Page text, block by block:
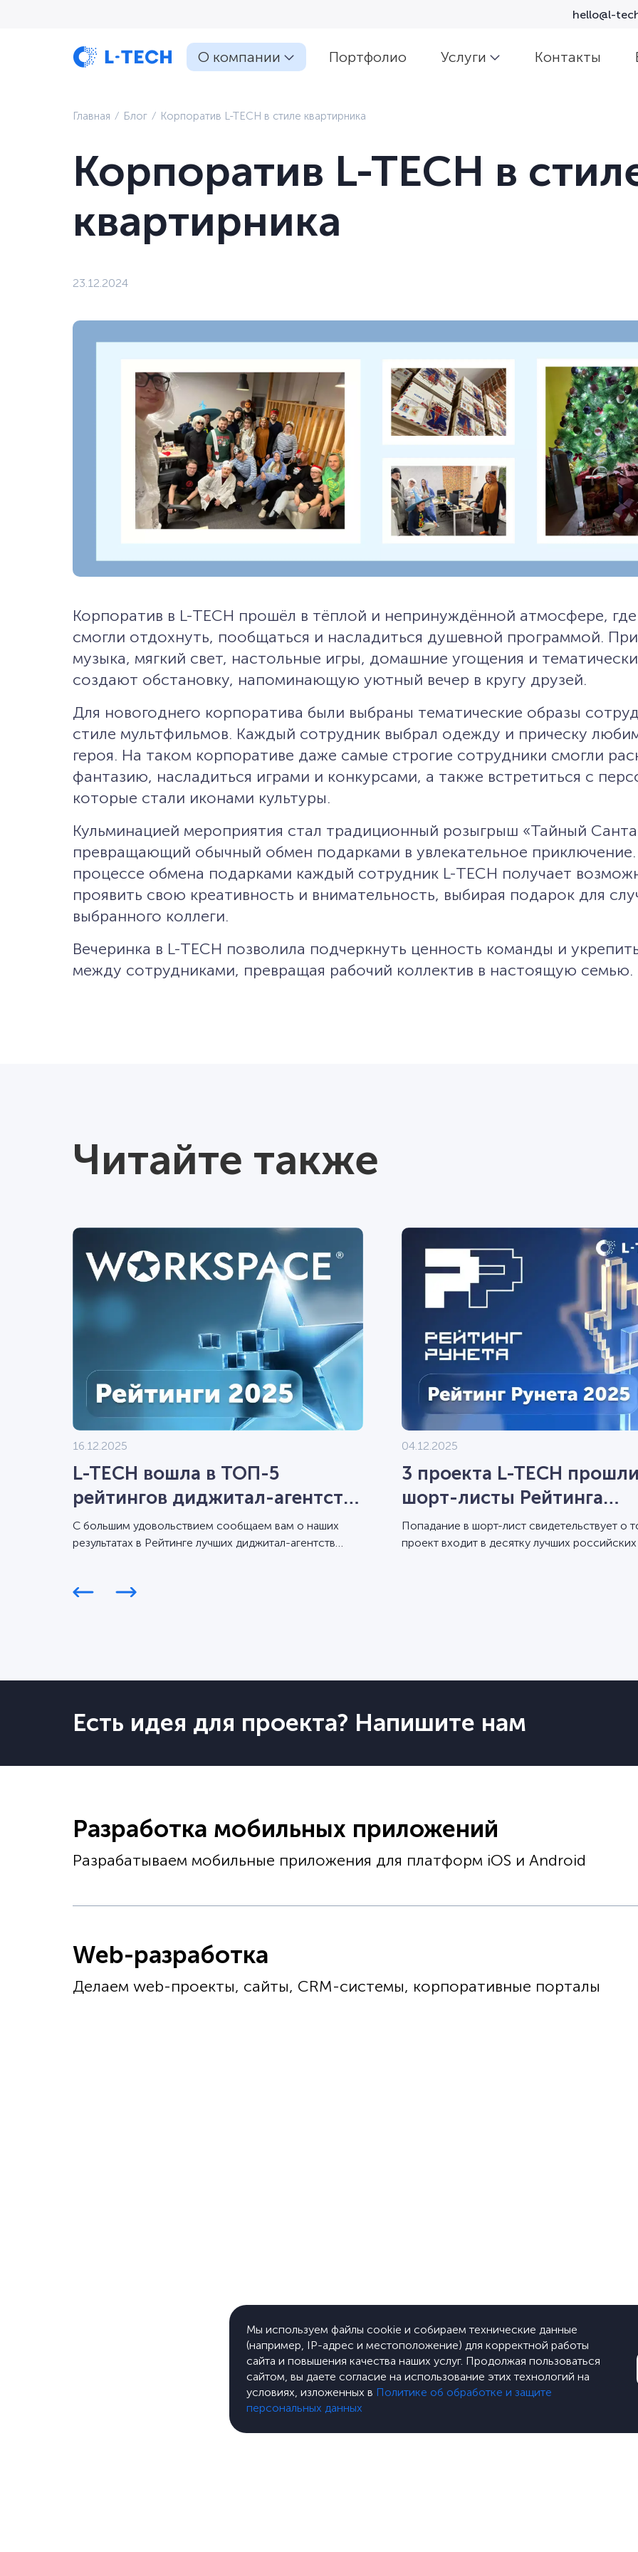
hello@l-
О компании Портфолио Услуги Контакты
Главная ⁄ Блог ⁄ Корпоратив L-TECH в стиле квартирника
Корпоратив L-TECH в
квартирника
23.12.2024
Корпоратив в L-TECH прошёл в тёплой и непринуждённой атмосфере, где
смогли отдохнуть, пообщаться и насладиться душевной программой.
музыка, мягкий свет, настольные игры, домашние угощения и
создают обстановку, напоминающую уютный вечер в кругу друзей.
Для новогоднего корпоратива были выбраны тематические образы
стиле мультфильмов. Каждый сотрудник выбрал одежду и прическу
героя. На таком корпоративе даже самые строгие сотрудники смогли
фантазию, насладиться играми и конкурсами, а также встретиться с
которые стали иконами культуры.
Кульминацией мероприятия стал традиционный розыгрыш «Тайный
превращающий обычный обмен подарками в увлекательное
процессе обмена подарками каждый сотрудник L-TECH получает
проявить свою креативность и внимательность, выбирая подарок для
выбранного коллеги.
Вечеринка в L-TECH позволила подчеркнуть ценность команды и
между сотрудниками, превращая рабочий коллектив в настоящую семью.
Читайте также
16.12.2025
L-TECH вошла в ТОП-5
рейтингов диджитал-агентств
Workspace 2025
С большим удовольствием сообщаем вам о наших
результатах в Рейтинге лучших диджитал-агентств
04.12.2025
3 проекта L-TECH
шорт-листы Рейтинга
Рунета-2025
Попадание в шорт-лист свидетельствует о
проект входит в десятку лучших
Есть идея для проекта? Напишите нам
Разработка мобильных приложений
Разрабатываем мобильные приложения для платформ iOS и Android
Web-разработка
Делаем web-проекты, сайты, CRM-системы, корпоративные порталы
Мы используем файлы cookie и собираем технические данные
(например, IP-адрес и местоположение) для корректной работы
сайта и повышения качества наших услуг. Продолжая пользоваться
сайтом, вы даете согласие на использование этих технологий на
условиях, изложенных в Политике об обработке и защите
персональных данных